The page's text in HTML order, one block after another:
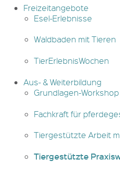
Freizeitangebote
Esel-Erlebnisse
Waldbaden mit Tieren
TierErlebnisWochen
Aus- & Weiterbildung
Grundlagen-Workshop
Fachkraft für
Tiergestützte Arbeit
Tiergestützte